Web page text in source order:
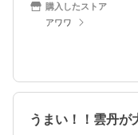
購入したストア
アワワ